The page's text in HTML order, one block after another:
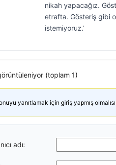
nikah yapacağız.
etrafta. Gösteriş gibi
istemiyoruz.’
(toplam 1)
yanıtlamak için giriş yapmış
adı: